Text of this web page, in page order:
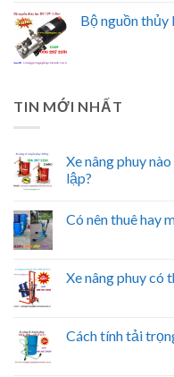
Bộ nguồn
TIN MỚI NHẤT
Xe nâng phuy
lập?
Có nên thuê hay
Xe nâng phuy có
Cách tính tải